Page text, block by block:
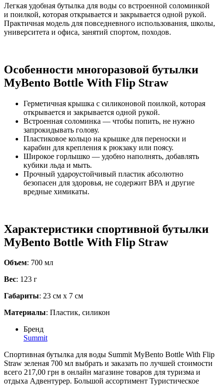
Легкая удобная бутылка для воды со встроенной соломинкой
и поилкой, которая открывается и закрывается одной рукой.
Практичная модель для повседневного использования, школы,
университета и офиса, занятий спортом, походов.
Особенности многоразовой бутылки
MyBento Bottle With Flip Straw
Герметичная крышка с силиконовой поилкой, которая
открывается и закрывается одной рукой.
Встроенная соломинка — чтобы попить, не нужно
запрокидывать голову.
Пластиковое кольцо на крышке для переноски и
карабин для крепления к рюкзаку или поясу.
Широкое горлышко — удобно наполнять, добавлять
кубики льда и мыть.
Прочный удароустойчивый пластик абсолютно
безопасен для здоровья, не содержит ВРА и другие
вредные химикаты.
Характеристики спортивной бутылки
MyBento Bottle With Flip Straw
Объем: 700 мл
Вес: 123 г
Габариты: 23 см х 7 см
Материалы: Пластик, силикон
Бренд
Summit
Спортивная бутылка для воды Summit MyBento Bottle With Flip
Straw зеленая 700 мл выбрать и заказать по лучшей стоимости
всего 217,00 грн в онлайн магазине товаров для туризма и
отдыха Адвентурер. Большой ассортимент Туристическое